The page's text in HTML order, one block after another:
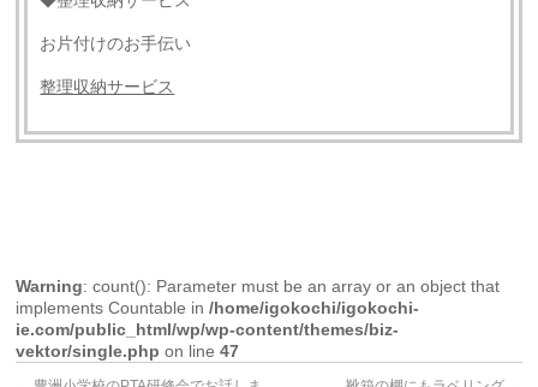
お片付けのお手伝い
整理収納サービス
Warning: count(): Parameter must be an array or an object that
implements Countable in/home/igokochi/igokochi-
ie.com/public_html/wp/wp-content/themes/biz-
vektor/single.php on line47